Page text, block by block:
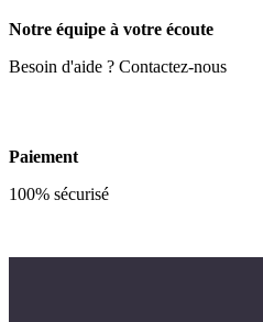
Notre équipe à votre écoute
Besoin d'aide ? Contactez-nous
Paiement
100% sécurisé